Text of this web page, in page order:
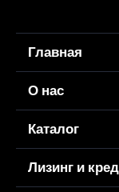
Главная
О нас
Каталог
Лизинг и